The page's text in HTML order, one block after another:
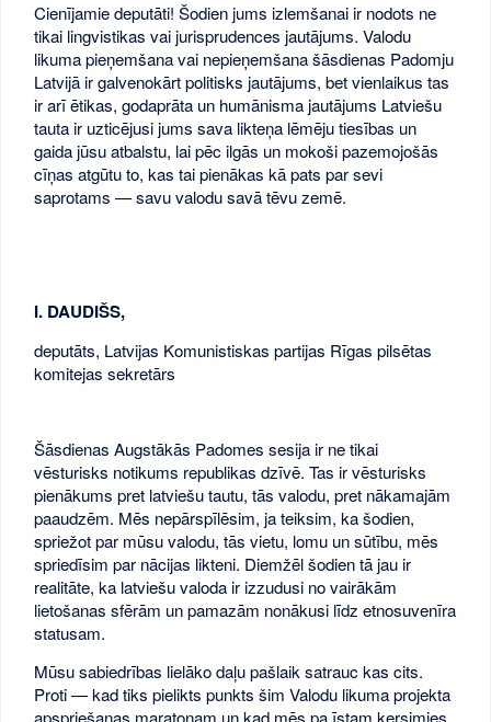
Cienījamie deputāti! Šodien jums izlemšanai ir nodots ne
tikai lingvistikas vai jurisprudences jautājums. Valodu
likuma pieņemšana vai nepieņemšana šāsdienas Padomju
Latvijā ir galvenokārt politisks jautājums, bet vienlaikus tas
ir arī ētikas, godaprāta un humānisma jautājums Latviešu
tauta ir uzticējusi jums sava likteņa lēmēju tiesības un
gaida jūsu atbalstu, lai pēc ilgās un mokoši pazemojošās
cīņas atgūtu to, kas tai pienākas kā pats par sevi
saprotams — savu valodu savā tēvu zemē.
I. DAUDIŠS,
deputāts, Latvijas Komunistiskas partijas Rīgas pilsētas
komitejas sekretārs
Šāsdienas Augstākās Padomes sesija ir ne tikai
vēsturisks notikums republikas dzīvē. Tas ir vēsturisks
pienākums pret latviešu tautu, tās valodu, pret nākamajām
paaudzēm. Mēs nepārspīlēsim, ja teiksim, ka šodien,
spriežot par mūsu valodu, tās vietu, lomu un sūtību, mēs
spriedīsim par nācijas likteni. Diemžēl šodien tā jau ir
realitāte, ka latviešu valoda ir izzudusi no vairākām
lietošanas sfērām un pamazām nonākusi līdz etnosuvenīra
statusam.
Mūsu sabiedrības lielāko daļu pašlaik satrauc kas cits.
Proti — kad tiks pielikts punkts šim Valodu likuma projekta
apspriešanas maratonam un kad mēs pa īstam ķersimies